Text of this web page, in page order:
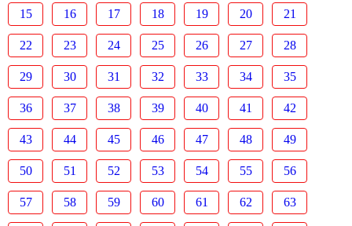
15 16 17 18 19 20 21
22 23 24 25 26 27 28
29 30 31 32 33 34 35
36 37 38 39 40 41 42
43 44 45 46 47 48 49
50 51 52 53 54 55 56
57 58 59 60 61 62 63